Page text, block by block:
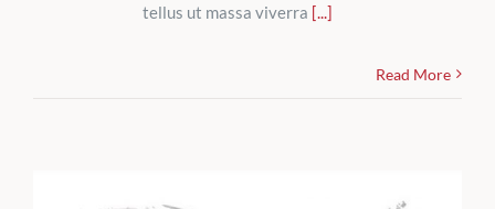
tellus ut massa viverra [...]
Read More